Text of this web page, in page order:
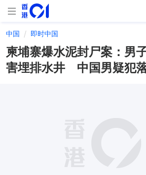
中国 即时中国
柬埔寨爆水泥封尸案：男
害埋排水井 中国男疑犯